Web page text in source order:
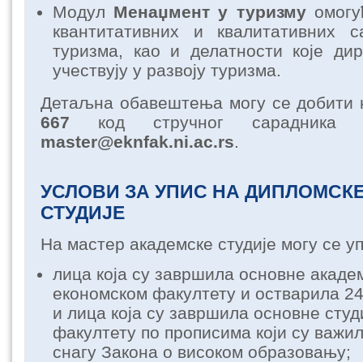
Модул Менаџмент у туризму
квантитативних и квалитативних
туризма, као и делатности које
учествују у развоју туризма.
Детаљна обавештења могу се
667 код стручног
master@eknfak.ni.ac.rs.
УСЛОВИ ЗА УПИС НА
СТУДИЈЕ
На мастер академске студије могу се
лица која су завршила основне
економском факултету и остварила
и лица која су завршила основне
факултету по прописима који су
снагу Закона о високом образовању;